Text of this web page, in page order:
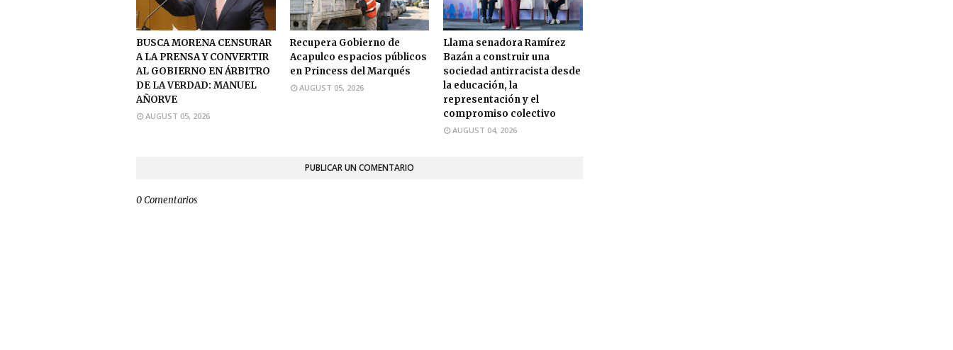
BUSCA MORENA CENSURAR
A LA PRENSA Y CONVERTIR
AL GOBIERNO EN ÁRBITRO
DE LA VERDAD: MANUEL
AÑORVE
AUGUST 05, 2026
Recupera Gobierno de
Acapulco espacios públicos
en Princess del Marqués
AUGUST 05, 2026
Llama senadora Ramírez
Bazán a construir una
sociedad antirracista desde
la educación, la
representación y el
compromiso colectivo
AUGUST 04, 2026
PUBLICAR UN COMENTARIO
0 Comentarios